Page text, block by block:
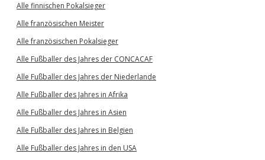
Alle finnischen Pokalsieger
Alle französischen Meister
Alle französischen Pokalsieger
Alle Fußballer des Jahres der CONCACAF
Alle Fußballer des Jahres der Niederlande
Alle Fußballer des Jahres in Afrika
Alle Fußballer des Jahres in Asien
Alle Fußballer des Jahres in Belgien
Alle Fußballer des Jahres in den USA